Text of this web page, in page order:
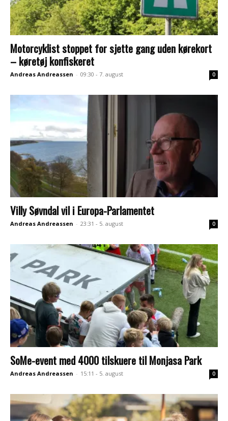
Motorcyklist stoppet for sjette gang uden kørekort
– køretøj konfiskeret
Andreas Andreassen - 09:30 - 7. august 0
Villy Søvndal vil i Europa-Parlamentet
Andreas Andreassen - 23:31 - 5. august 0
SoMe-event med 4000 tilskuere til Monjasa Park
Andreas Andreassen - 15:11 - 5. august 0